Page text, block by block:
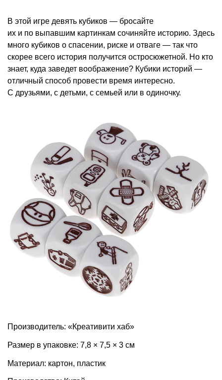
В этой игре девять кубиков — бросайте
их и по выпавшим картинкам сочиняйте историю. Здесь
много кубиков о спасении, риске и отваге — так что
скорее всего история получится остросюжетной. Но кто
знает, куда заведет воображение? Кубики историй —
отличный способ провести время интересно.
С друзьями, с детьми, с семьей или в одиночку.
Производитель: «Креативити хаб»
Размер в упаковке: 7,8 × 7,5 × 3 см
Материал: картон, пластик